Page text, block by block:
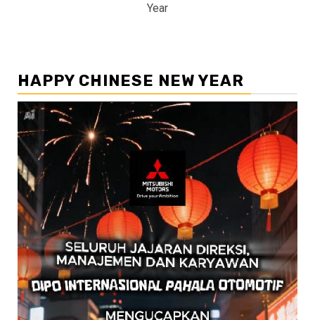
Year
HAPPY CHINESE NEW YEAR
Pemutar